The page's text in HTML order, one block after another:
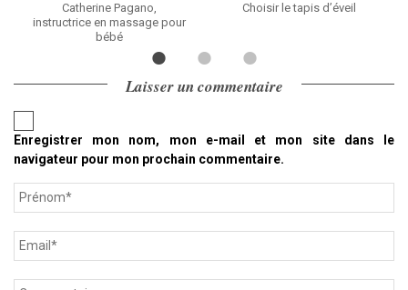
Catherine Pagano,
instructrice en massage pour
bébé
Choisir le tapis d’éveil
Laisser un commentaire
Enregistrer mon nom, mon e-mail et mon site dans le
navigateur pour mon prochain commentaire.